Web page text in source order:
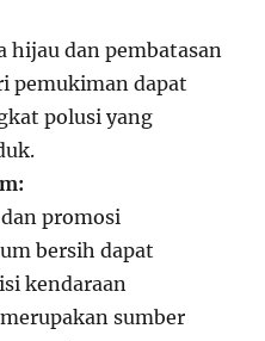
hijau dan pembatasan
pemukiman dapat
polusi yang
promosi
bersih dapat
kendaraan
sumber